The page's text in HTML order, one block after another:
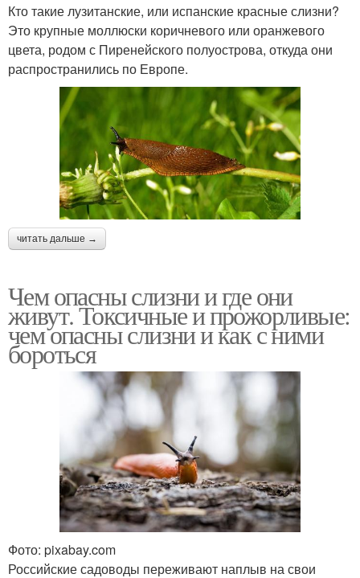
Кто такие лузитанские, или испанские красные слизни?
Это крупные моллюски коричневого или оранжевого
цвета, родом с Пиренейского полуострова, откуда они
распространились по Европе.
читать дальше →
Чем опасны слизни и где они
живут. Токсичные и прожорливые:
чем опасны слизни и как с ними
бороться
Фото: pixabay.com
Российские садоводы переживают наплыв на свои